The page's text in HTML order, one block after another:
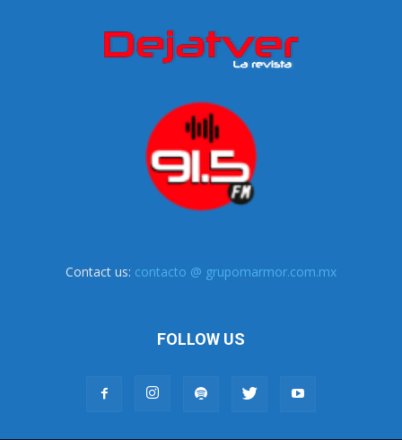
Contact us: contacto @ grupomarmor.com.mx
FOLLOW US